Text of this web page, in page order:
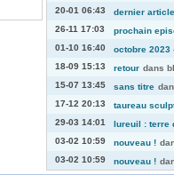
20-01 06:43
dernier
26-11 17:03
prochain
01-10 16:40
octobre 2023
18-09 15:13
retour dans
15-07 13:45
sans titre
17-12 20:13
taureau
29-03 14:01
lureuil : terre
03-02 10:59
nouveau !
03-02 10:59
nouveau !